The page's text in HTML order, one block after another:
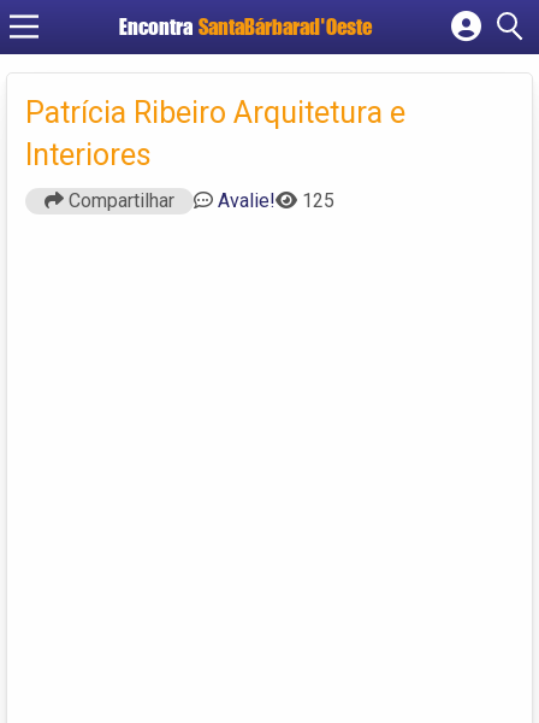
Encontra SantaBárbarad'Oeste
Cadastrar empresa
Criar conta
Patrícia Ribeiro Arquitetura e
Interiores
Compartilhar Avalie! 125